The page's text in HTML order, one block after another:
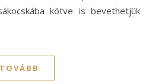
kötve is bevethetjük
TOVÁBB